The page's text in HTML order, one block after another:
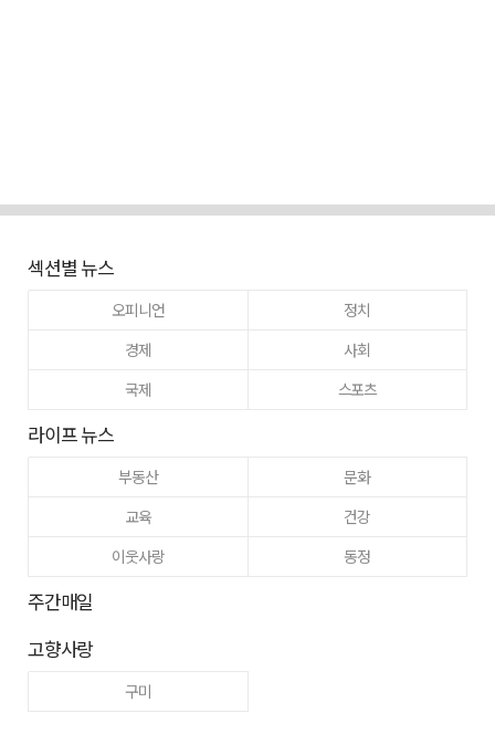
섹션별 뉴스
오피니언
정치
경제
사회
국제
스포츠
라이프 뉴스
부동산
문화
교육
건강
이웃사랑
동정
주간매일
고향사랑
구미